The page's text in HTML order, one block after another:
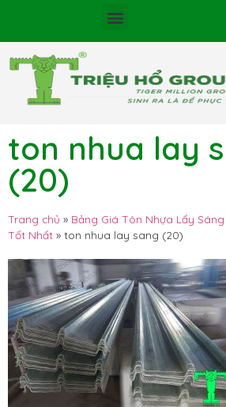
ton nhua lay
(20)
Trang chủ » Bảng Giá Tôn Nhựa Lấy
Tốt Nhất » ton nhua lay sang (20)